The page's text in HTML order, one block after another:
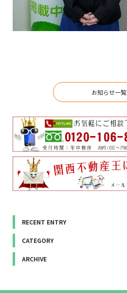
お知らせ一覧
RECENT ENTRY
CATEGORY
ARCHIVE